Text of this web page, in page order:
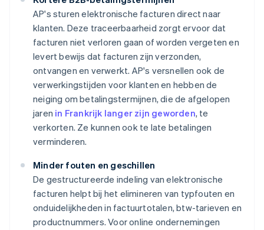
AP's sturen elektronische facturen direct naar
klanten. Deze traceerbaarheid zorgt ervoor dat
facturen niet verloren gaan of worden vergeten en
levert bewijs dat facturen zijn verzonden,
ontvangen en verwerkt. AP's versnellen ook de
verwerkingstijden voor klanten en hebben de
neiging om betalingstermijnen, die de afgelopen
jaren in Frankrijk langer zijn geworden, te
verkorten. Ze kunnen ook te late betalingen
verminderen.
Minder fouten en geschillen
De gestructureerde indeling van elektronische
facturen helpt bij het elimineren van typfouten en
onduidelijkheden in factuurtotalen, btw-tarieven en
productnummers. Voor online ondernemingen